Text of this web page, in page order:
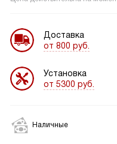
Доставка
от 800 руб.
Установка
от 5300 руб.
Наличные